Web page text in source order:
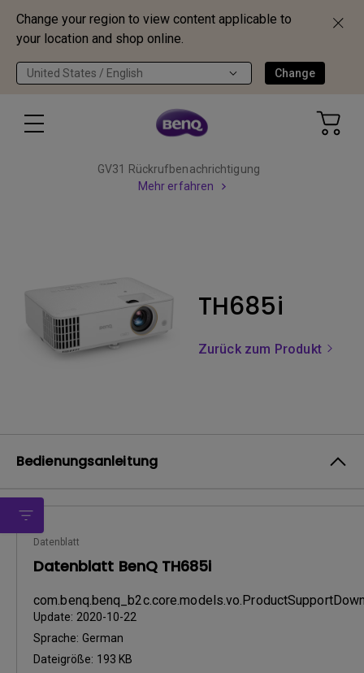
Change your region to view content applicable to
your location and shop online.
United States / English Change
GV31 Rückrufbenachrichtigung
Mehr erfahren
TH685i
Zurück zum Produkt
Bedienungsanleitung
Datenblatt
Datenblatt BenQ TH685i
Update: 2020-10-22
Sprache: German
Dateigröße: 193 KB